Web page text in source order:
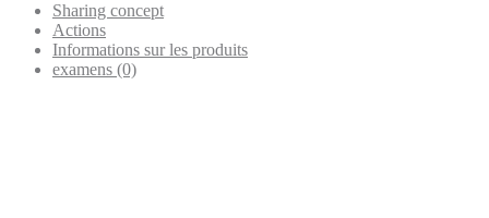
Sharing concept
Actions
Informations sur les produits
examens (0)